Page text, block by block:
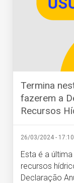
Termina
fazerem a
Recursos
26/03/2024 - 17:10
Esta é a
recursos
Declaração